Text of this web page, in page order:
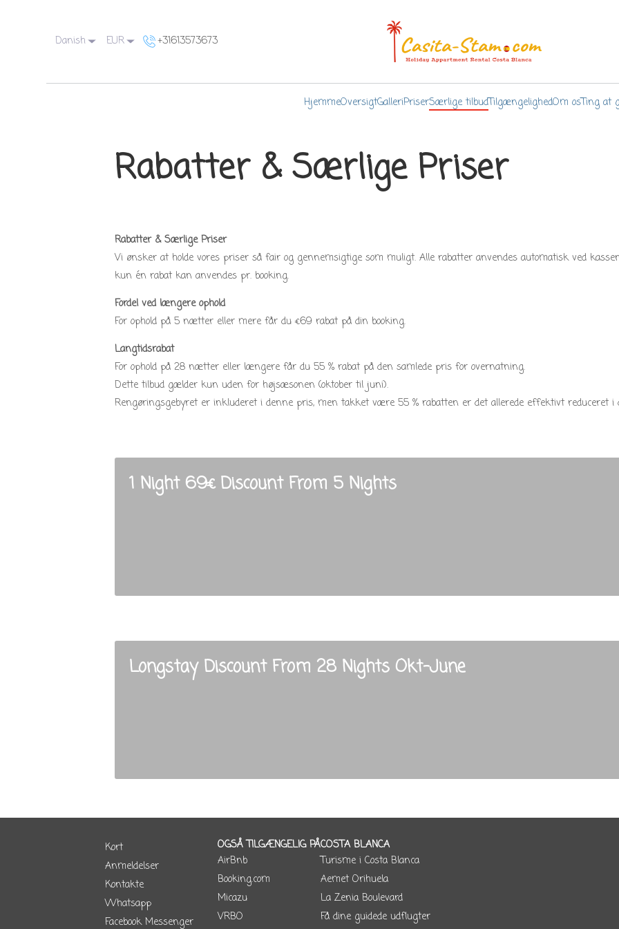
Danish EUR +31613573673
HjemmeOversigtGalleriPriserSærlige tilbudTilgængelighedOm osTing at
Rabatter & Særlige Priser
Rabatter & Særlige Priser
Vi ønsker at holde vores priser så fair og gennemsigtige som muligt. Alle rabatter anvendes automatisk ved
kun én rabat kan anvendes pr. booking.
Fordel ved længere ophold
For ophold på 5 nætter eller mere får du €69 rabat på din booking.
Langtidsrabat
For ophold på 28 nætter eller længere får du 55 % rabat på den samlede pris for overnatning.
Dette tilbud gælder kun uden for højsæsonen (oktober til juni).
Rengøringsgebyret er inkluderet i denne pris, men takket være 55 % rabatten er det allerede effektivt reduceret i
1 Night 69€ Discount From 5 Nights
Longstay Discount From 28 Nights Okt-June
Kort
Anmeldelser
Kontakte
Whatsapp
Facebook Messenger
OGSÅ TILGÆNGELIG PÅ
AirBnb
Booking.com
Micazu
VRBO
COSTA BLANCA
Turisme i Costa Blanca
Aemet Orihuela
La Zenia Boulevard
Få dine guidede udflugter